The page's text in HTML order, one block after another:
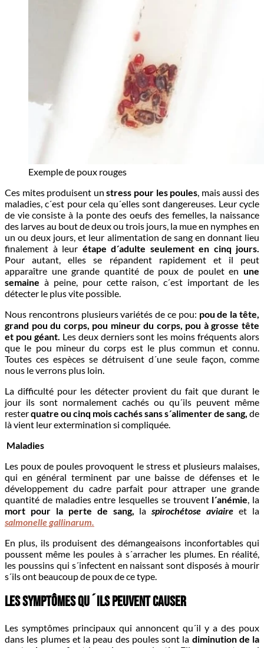
Exemple de poux rouges
Ces mites produisent unstress pour les poules , mais aussi des
maladies, c´est pour cela qu´elles sont dangereuses. Leur cycle
de vie consiste à la ponte des oeufs des femelles, la naissance
des larves au bout de deux ou trois jours, la mue en nymphes en
un ou deux jours, et leur alimentation de sang en donnant lieu
finalement à leur étape d´adulte seulement en cinq jours.
Pour autant, elles se répandent rapidement et il peut
apparaître une grande quantité de poux de poulet en une
semaine à peine, pour cette raison, c´est important de les
détecter le plus vite possible.
Nous rencontrons plusieurs variétés de ce pou: pou de la tête,
grand pou du corps, pou mineur du corps, pou à grosse tête
et pou géant. Les deux derniers sont les moins fréquents alors
que le pou mineur du corps est le plus commun et connu.
Toutes ces espèces se détruisent d´une seule façon, comme
nous le verrons plus loin.
La difficulté pour les détecter provient du fait que durant le
jour ils sont normalement cachés ou qu´ils peuvent même
resterquatre ou cinq mois cachés sans s´alimenter de sang, de
là vient leur extermination si compliquée.
Maladies
Les poux de poules provoquent le stress et plusieurs malaises,
qui en général terminent par une baisse de défenses et le
développement du cadre parfait pour attraper une grande
quantité de maladies entre lesquelles se trouventl´anémie , la
mort pour la perte de sang,
la spirochétose aviaireet la
salmonelle gallinarum.
En plus, ils produisent des démangeaisons inconfortables qui
poussent même les poules à s´arracher les plumes. En réalité,
les poussins qui s´infectent en naissant sont disposés à mourir
s´ils ont beaucoup de poux de ce type.
Les symptômes qu´ils peuvent causer
Les symptômes principaux qui annoncent qu´il y a des poux
dans les plumes et la peau des poules sont la diminution de la